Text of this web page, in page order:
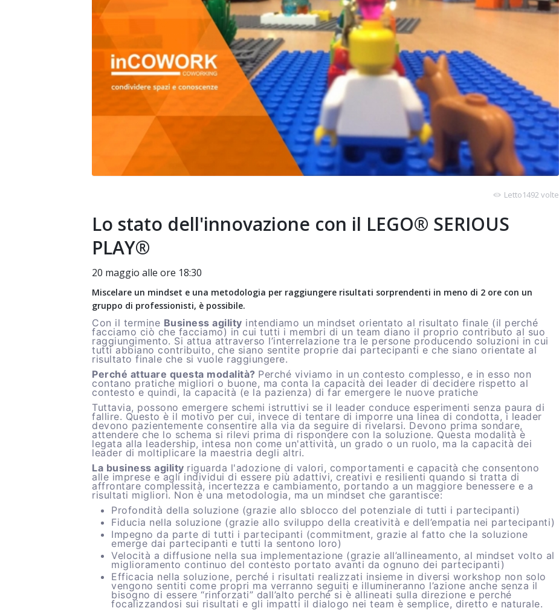
Letto1492 volte
Lo stato dell'innovazione con il LEGO® SERIOUS
PLAY®
20 maggio alle ore 18:30
Miscelare un mindset e una metodologia per raggiungere risultati sorprendenti in meno di 2 ore con un
gruppo di professionisti, è possibile.
Con il termine Business agility intendiamo un mindset orientato al risultato finale (il perché
facciamo ciò che facciamo) in cui tutti i membri di un team diano il proprio contributo al suo
raggiungimento. Si attua attraverso l’interrelazione tra le persone producendo soluzioni in cui
tutti abbiano contribuito, che siano sentite proprie dai partecipanti e che siano orientate al
risultato finale che si vuole raggiungere.
Perché attuare questa modalità? Perché viviamo in un contesto complesso, e in esso non
contano pratiche migliori o buone, ma conta la capacità dei leader di decidere rispetto al
contesto e quindi, la capacità (e la pazienza) di far emergere le nuove pratiche
Tuttavia, possono emergere schemi istruttivi se il leader conduce esperimenti senza paura di
fallire. Questo è il motivo per cui, invece di tentare di imporre una linea di condotta, i leader
devono pazientemente consentire alla via da seguire di rivelarsi. Devono prima sondare,
attendere che lo schema si rilevi prima di rispondere con la soluzione. Questa modalità è
legata alla leadership, intesa non come un'attività, un grado o un ruolo, ma la capacità dei
leader di moltiplicare la maestria degli altri.
La business agility riguarda l'adozione di valori, comportamenti e capacità che consentono
alle imprese e agli individui di essere più adattivi, creativi e resilienti quando si tratta di
affrontare complessità, incertezza e cambiamento, portando a un maggiore benessere e a
risultati migliori. Non è una metodologia, ma un mindset che garantisce:
Profondità della soluzione (grazie allo sblocco del potenziale di tutti i partecipanti)
Fiducia nella soluzione (grazie allo sviluppo della creatività e dell’empatia nei partecipanti)
Impegno da parte di tutti i partecipanti (commitment, grazie al fatto che la soluzione
emerge dai partecipanti e tutti la sentono loro)
Velocità a diffusione nella sua implementazione (grazie all’allineamento, al mindset volto al
miglioramento continuo del contesto portato avanti da ognuno dei partecipanti)
Efficacia nella soluzione, perché i risultati realizzati insieme in diversi workshop non solo
vengono sentiti come propri ma verranno seguiti e illumineranno l’azione anche senza il
bisogno di essere “rinforzati” dall’alto perché si è allineati sulla direzione e perché
focalizzandosi sui risultati e gli impatti il dialogo nei team è semplice, diretto e naturale.